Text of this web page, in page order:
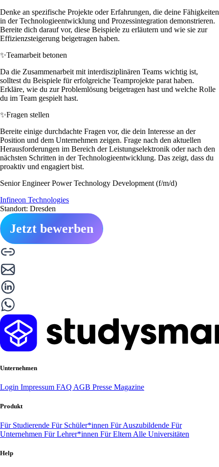
Denke an spezifische Projekte oder Erfahrungen, die deine Fähigkeiten
in der Technologieentwicklung und Prozessintegration demonstrieren.
Bereite dich darauf vor, diese Beispiele zu erläutern und wie sie zur
Effizienzsteigerung beigetragen haben.
✨Teamarbeit betonen
Da die Zusammenarbeit mit interdisziplinären Teams wichtig ist,
solltest du Beispiele für erfolgreiche Teamprojekte parat haben.
Erkläre, wie du zur Problemlösung beigetragen hast und welche Rolle
du im Team gespielt hast.
✨Fragen stellen
Bereite einige durchdachte Fragen vor, die dein Interesse an der
Position und dem Unternehmen zeigen. Frage nach den aktuellen
Herausforderungen im Bereich der Leistungselektronik oder nach den
nächsten Schritten in der Technologieentwicklung. Das zeigt, dass du
proaktiv und engagiert bist.
Senior Engineer Power Technology Development (f/m/d)
Infineon Technologies
Standort: Dresden
Jetzt bewerben
Unternehmen
Login Impressum FAQ AGB Presse Magazine
Produkt
Für Studierende Für Schüler*innen Für Auszubildende Für
Unternehmen Für Lehrer*innen Für Eltern Alle Universitäten
Help